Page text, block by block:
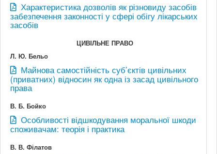
Характеристика дозволів як різновиду засобів
забезпечення законності у сфері обігу лікарських
засобів
ЦИВІЛЬНЕ ПРАВО
Л. Ю. Бельо
Майнова самостійність суб’єктів цивільних
(приватних) відносин як одна із засад цивільного
права
В. Б. Бойко
Особливості відшкодування моральної шкоди
споживачам: теорія і практика
В. В. Філатов